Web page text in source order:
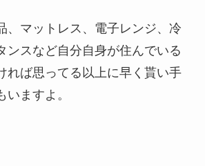
、マットレス、電子レンジ、冷
ンスなど自分自身が住んでいる
れば思ってる以上に早く貰い手
いますよ。